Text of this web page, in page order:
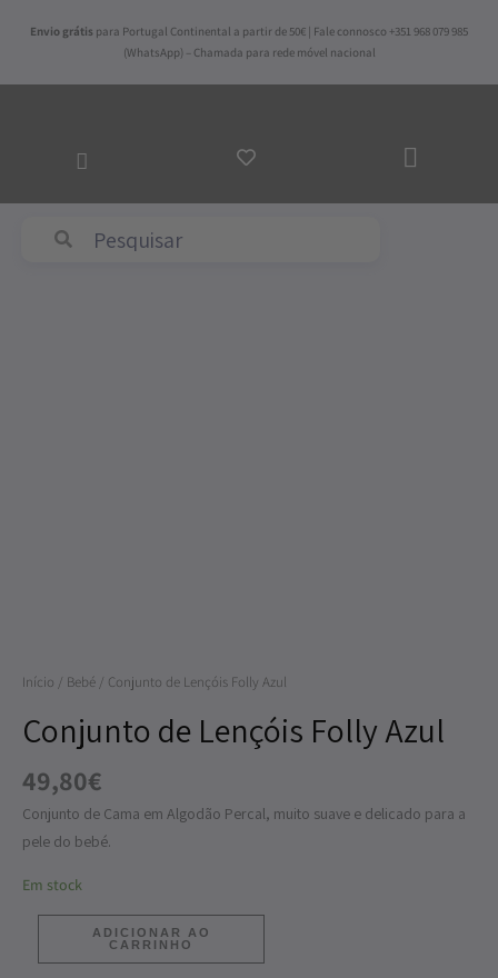
Envio grátis para Portugal Continental a partir de 50€ | Fale connosco +351 968 079 985
(WhatsApp) – Chamada para rede móvel nacional
AO
Início / Bebé / Conjunto de Lençóis Folly Azul
Conjunto de Lençóis Folly Azul
49,80€
Conjunto de Cama em Algodão Percal, muito suave e delicado para a
pele do bebé.
Em stock
ADICIONAR AO
CARRINHO